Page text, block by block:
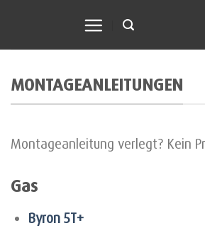
content
MONTAGEANLEITUNGEN
Montageanleitung verlegt? Kein
Gas
Byron 5T+